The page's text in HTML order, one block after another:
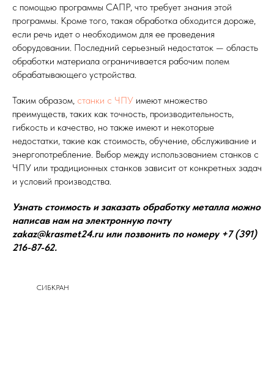
с помощью программы САПР, что требует знания этой
программы. Кроме того, такая обработка обходится дороже,
если речь идет о необходимом для ее проведения
оборудовании. Последний серьезный недостаток — область
обработки материала ограничивается рабочим полем
обрабатывающего устройства.
Таким образом, станки с ЧПУ имеют множество
преимуществ, таких как точность, производительность,
гибкость и качество, но также имеют и некоторые
недостатки, такие как стоимость, обучение, обслуживание и
энергопотребление. Выбор между использованием станков с
ЧПУ или традиционных станков зависит от конкретных задач
и условий производства.
Узнать стоимость и заказать обработку металла можно
написав нам на электронную почту
zakaz@krasmet24.ru или позвонить по номеру +7 (391)
216-87-62.
СИБКРАН